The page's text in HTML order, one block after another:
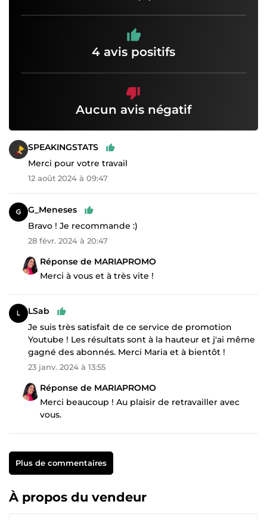
4 avis positifs
Aucun avis négatif
SPEAKINGSTATS
Merci pour votre travail
12 août 2024 à 09:47
G_Meneses
Bravo ! Je recommande :)
28 févr. 2024 à 20:47
Réponse de MARIAPROMO
Merci à vous et à très vite !
LSab
Je suis très satisfait de ce service de promotion
Youtube ! Les résultats sont à la hauteur et j'ai même
gagné des abonnés. Merci Maria et à bientôt !
23 janv. 2024 à 13:55
Réponse de MARIAPROMO
Merci beaucoup ! Au plaisir de retravailler avec
vous.
Plus de commentaires
À propos du vendeur